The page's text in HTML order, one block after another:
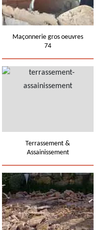
Maçonnerie gros oeuvres
74
Terrassement &
Assainissement